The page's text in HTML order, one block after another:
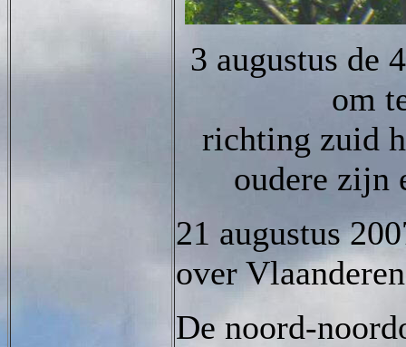
3 augustus de
om
richting zuid
oudere zijn
21 augustus
over
De noord-